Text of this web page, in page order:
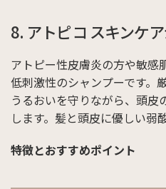
8. アトピコ スキンケ
アトピー性皮膚炎の方や敏感
低刺激性のシャンプーです。
うるおいを守りながら、頭
します。髪と頭皮に優しい弱
特徴とおすすめポイント